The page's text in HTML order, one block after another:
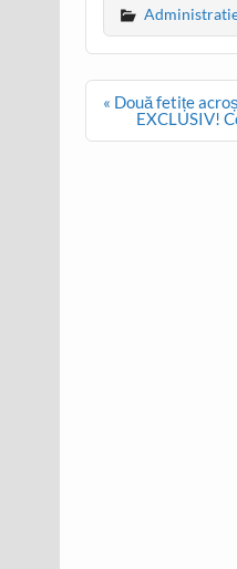
Post
navigation
« Două fetițe
EXCLUSIV!